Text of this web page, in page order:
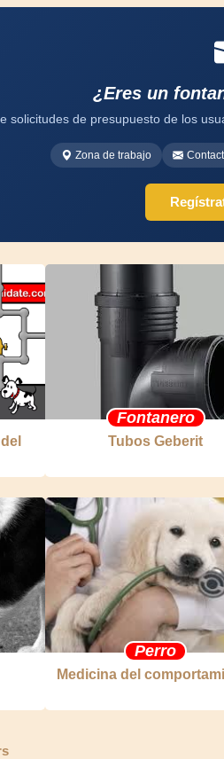
¿Eres un
solicitudes de presupuesto de los
Zona de trabajo
Fontanero
Tubos Geberit
Perro
Medicina del